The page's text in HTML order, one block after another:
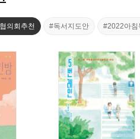
의회추천 #독서지도안 #2022아침